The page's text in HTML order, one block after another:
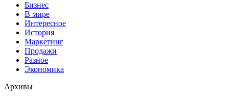
Бизнес
В мире
Интересное
История
Маркетинг
Продажи
Разное
Экономика
Архивы